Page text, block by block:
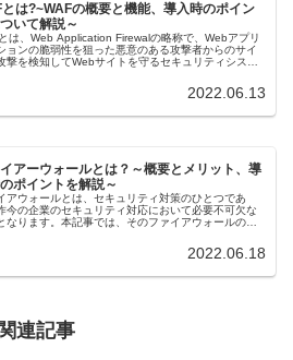
とは?~WAFの概要と機能、導入時のポイン
ついて解説～
は、Web Application Firewalの略称で、Webアプリ
ョンの脆弱性を狙った悪意のある攻撃者からのサイ
撃を検知してWebサイトを守るセキュリティシステ
2022.06.13
アーウォールとは？～概要とメリット、導
ポイントを解説～
アウォールとは、セキュリティ対策のひとつであ
今の企業のセキュリティ対応において必要不可欠な
なります。本記事では、そのファイアウォールの役
ァイアウォールの仕組み、種類、導入時のポイント
2022.06.18
連記事